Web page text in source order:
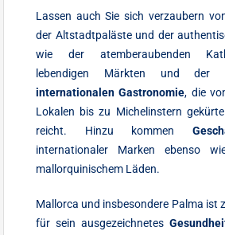
Lassen auch Sie sich verzaubern
der Altstadtpaläste und der
wie der atemberaubenden
lebendigen Märkten und der
internationalen Gastronomie, die
Lokalen bis zu Michelinstern
reicht. Hinzu kommen
internationaler Marken ebenso
mallorquinischem Läden.
Mallorca und insbesondere Palma ist
für sein ausgezeichnetes